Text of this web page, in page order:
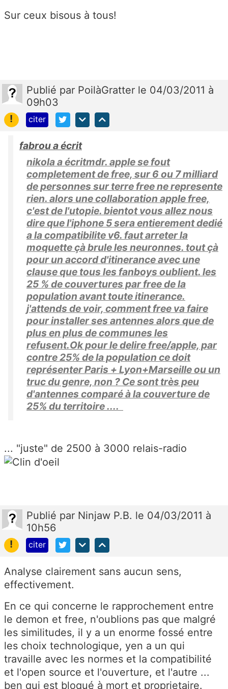
Sur ceux bisous à tous!
Publié par PoilàGratter le 04/03/2011 à
09h03
!
citer
fabrou a écrit
nikola a écritmdr. apple se fout
completement de free, sur 6 ou 7 milliard
de personnes sur terre free ne represente
rien. alors une collaboration apple free,
c'est de l'utopie. bientot vous allez nous
dire que l'iphone 5 sera entierement dedié
a la compatibilite v6. faut arreter la
moquette çà brule les neuronnes. tout çà
pour un accord d'itinerance avec une
clause que tous les fanboys oublient. les
25 % de couvertures par free de la
population avant toute itinerance.
j'attends de voir, comment free va faire
pour installer ses antennes alors que de
plus en plus de communes les
refusent.Ok pour le delire free/apple, par
contre 25% de la population ce doit
représenter Paris + Lyon+Marseille ou un
truc du genre, non ? Ce sont très peu
d'antennes comparé à la couverture de
25% du territoire ....
... "juste" de 2500 à 3000 relais-radio
Publié par Ninjaw P.B. le 04/03/2011 à
10h56
!
citer
Analyse clairement sans aucun sens,
effectivement.
En ce qui concerne le rapprochement entre
le demon et free, n'oublions pas que malgré
les similitudes, il y a un enorme fossé entre
les choix technologique, yen a un qui
travaille avec les normes et la compatibilité
et l'open source et l'ouverture, et l'autre ...
ben qui est bloqué à mort et proprietaire.